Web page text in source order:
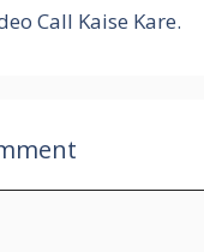
Call Kaise Kare.